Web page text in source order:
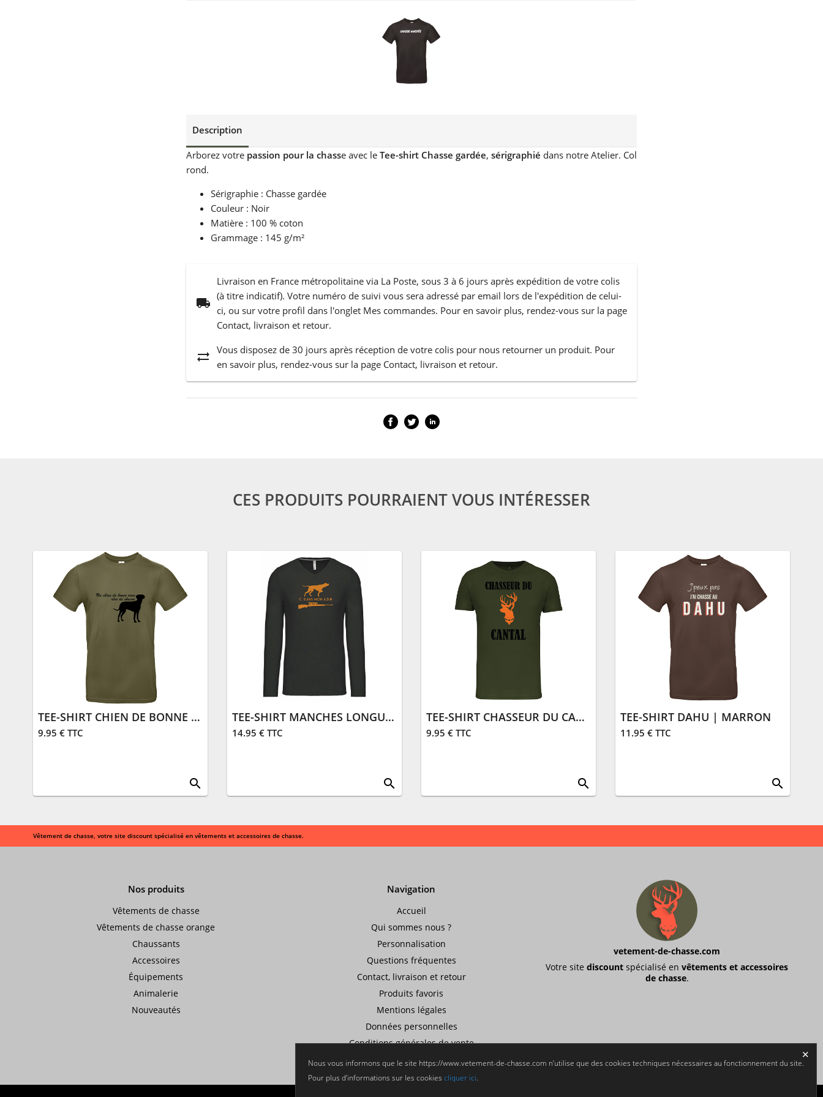
Description
Arborez votre passion pour la chasse avec le Tee-shirt Chasse gardée, sérigraphié dans notre Atelier. Col
rond.
Sérigraphie : Chasse gardée
Couleur : Noir
Matière : 100 % coton
Grammage : 145 g/m²
local_shipping
Livraison en France métropolitaine via La Poste, sous 3 à 6 jours après expédition de votre colis
(à titre indicatif). Votre numéro de suivi vous sera adressé par email lors de l'expédition de celui-
ci, ou sur votre profil dans l'onglet Mes commandes. Pour en savoir plus, rendez-vous sur la page
Contact, livraison et retour.
sync_alt Vous disposez de 30 jours après réception de votre colis pour nous retourner un produit. Pour
en savoir plus, rendez-vous sur la page Contact, livraison et retour.
CES PRODUITS POURRAIENT VOUS INTÉRESSER
TEE-SHIRT CHIEN DE BONNE RACE | KAKI
9.95 € TTC
search
TEE-SHIRT MANCHES LONGUES ADN | KAKI
14.95 € TTC
search
TEE-SHIRT CHASSEUR DU CANTAL TORSE | KAKI
9.95 € TTC
search
TEE-SHIRT DAHU | MARRON
11.95 € TTC
search
Vêtement de chasse, votre site discount spécialisé en vêtements et accessoires de chasse.
Nos produits
Vêtements de chasse
Vêtements de chasse orange
Chaussants
Accessoires
Équipements
Animalerie
Nouveautés
Navigation
Accueil
Qui sommes nous ?
Personnalisation
Questions fréquentes
Contact, livraison et retour
Produits favoris
Mentions légales
Données personnelles
Conditions générales de vente
vetement-de-chasse.com
Votre sitediscount spécialisé envêtements et accessoires
de chasse.